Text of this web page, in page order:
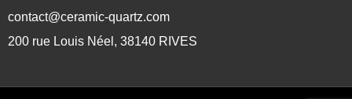
contact@ceramic-quartz.com
200 rue Louis Néel, 38140 RIVES